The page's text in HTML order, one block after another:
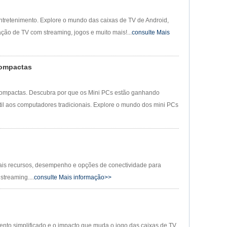
Explore o mundo das caixas de TV de Android,
de TV com streaming, jogos e muito mais!... consulte Mais
Descubra por que os Mini PCs estão ganhando
aos computadores tradicionais. Explore o mundo dos mini PCs
recursos, desempenho e opções de conectividade para
consulte Mais informação>>
simplificado e o impacto que muda o jogo das caixas de TV